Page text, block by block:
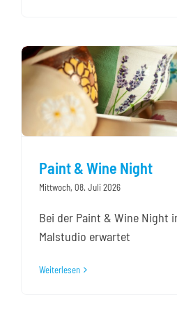
Paint & Wine Night
Mittwoch, 08. Juli 2026
Bei der Paint & Wine Night
Malstudio erwartet
Weiterlesen